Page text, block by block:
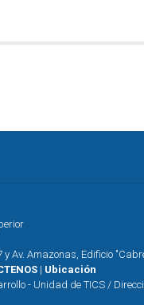
Av. Amazonas, Edificio
| Ubicación
- Unidad de TICS /